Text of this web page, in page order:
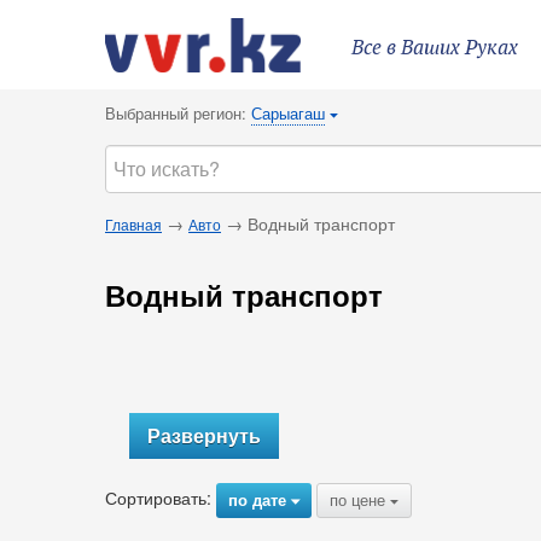
Все в Ваших Руках
Выбранный регион: Сарыагаш {
Главная → Авто → Водный транспорт
Водный транспорт
Развернуть
Сортировать: по дате{ по цене {